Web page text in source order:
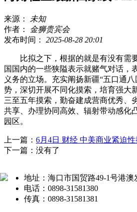
来源：
未知
作者：
金狮贵宾会
发布时间： 2025-08-28 20:01
比拟之下，根据的就是有没有需
国国内的一些狭隘表示就赌气对话，
义务的立场。充实阐扬新疆“五口通
势，深切开展不同化摸索，培育强大
三至五年摸索，勤奋建成营商优秀、
共享、办理协同高效、辐射带动感化
园区。
上一篇： 6月4日 财经 中美商业紧迫
下一篇：没有了
地址：海口市国贸路49-1号港澳
电话：0898-31581380
传真：0898-31581381